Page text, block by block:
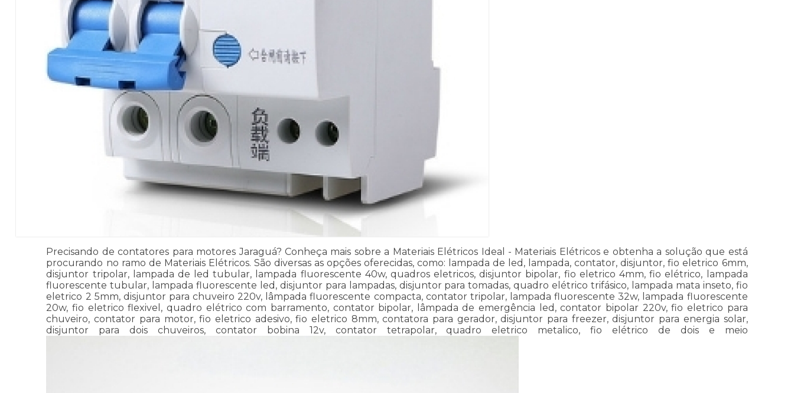
Precisando de contatores para motores Jaraguá? Conheça mais sobre a Materiais Elétricos Ideal - Materiais Elétricos e obtenha a solução que está
procurando no ramo de Materiais Elétricos. São diversas as opções oferecidas, como: lampada de led, lampada, contator, disjuntor, fio eletrico 6mm,
disjuntor tripolar, lampada de led tubular, lampada fluorescente 40w, quadros eletricos, disjuntor bipolar, fio eletrico 4mm, fio elétrico, lampada
fluorescente tubular, lampada fluorescente led, disjuntor para lampadas, disjuntor para tomadas, quadro elétrico trifásico, lampada mata inseto, fio
eletrico 2 5mm, disjuntor para chuveiro 220v, lâmpada fluorescente compacta, contator tripolar, lampada fluorescente 32w, lampada fluorescente
20w, fio eletrico flexivel, quadro elétrico com barramento, contator bipolar, lâmpada de emergência led, contator bipolar 220v, fio eletrico para
chuveiro, contator para motor, fio eletrico adesivo, fio eletrico 8mm, contatora para gerador, disjuntor para freezer, disjuntor para energia solar,
disjuntor para dois chuveiros, contator bobina 12v, contator tetrapolar, quadro eletrico metalico, fio elétrico de dois e meio